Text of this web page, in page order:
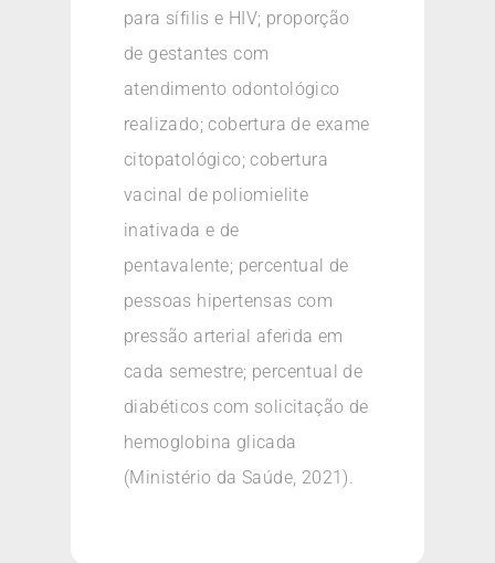
para sífilis e HIV; proporção
de gestantes com
atendimento odontológico
realizado; cobertura de exame
citopatológico; cobertura
vacinal de poliomielite
inativada e de
pentavalente; percentual de
pessoas hipertensas com
pressão arterial aferida em
cada semestre; percentual de
diabéticos com solicitação de
hemoglobina glicada
(Ministério da Saúde, 2021).